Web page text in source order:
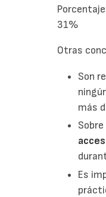
31%
Otras
Son
más
Es